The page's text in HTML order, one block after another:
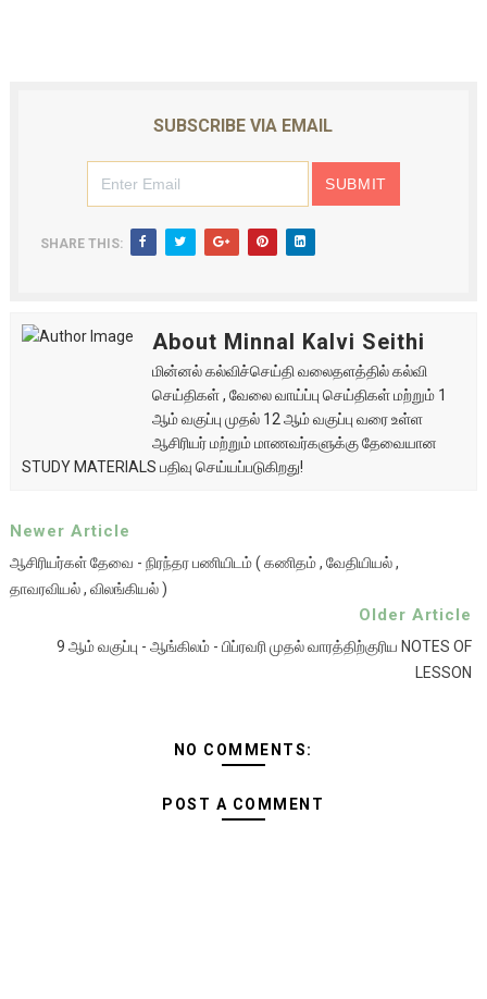
SUBSCRIBE VIA EMAIL
SHARE THIS:
About Minnal Kalvi Seithi
மின்னல் கல்விச்செய்தி வலைதளத்தில் கல்வி
செய்திகள் , வேலை வாய்ப்பு செய்திகள் மற்றும் 1
ஆம் வகுப்பு முதல் 12 ஆம் வகுப்பு வரை உள்ள
ஆசிரியர் மற்றும் மாணவர்களுக்கு தேவையான
STUDY MATERIALS பதிவு செய்யப்படுகிறது!
Newer Article
ஆசிரியர்கள் தேவை - நிரந்தர பணியிடம் ( கணிதம் , வேதியியல் ,
தாவரவியல் , விலங்கியல் )
Older Article
9 ஆம் வகுப்பு - ஆங்கிலம் - பிப்ரவரி முதல் வாரத்திற்குரிய NOTES OF
LESSON
NO COMMENTS:
POST A COMMENT